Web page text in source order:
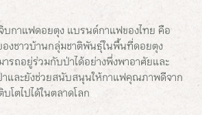
กาแฟดอยตุง แบรนด์กาแฟของไทย คือ
องชาวบ้านกลุ่มชาติพันธุ์ในพื้นที่ดอยตุง
ารถอยู่ร่วมกับป่าได้อย่างพึ่งพาอาศัยและ
และยังช่วยสนับสนุนให้กาแฟคุณภาพดีจาก
โตไปได้ในตลาดโลก